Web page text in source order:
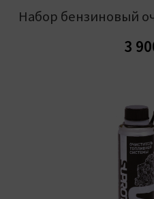
Набор бензиновый
3